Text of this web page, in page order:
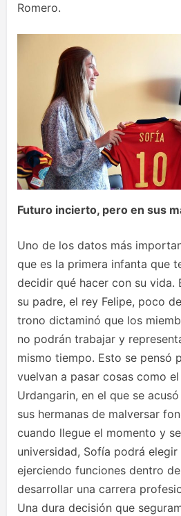
Romero.
Futuro incierto, pero en sus
Uno de los datos más
que es la primera infanta que
decidir qué hacer con su vida.
su padre, el rey Felipe, poco
trono dictaminó que los
no podrán trabajar y
mismo tiempo. Esto se pensó
vuelvan a pasar cosas como
Urdangarin, en el que se
sus hermanas de malversar
cuando llegue el momento y
universidad, Sofía podrá
ejerciendo funciones dentro
desarrollar una carrera
Una dura decisión que